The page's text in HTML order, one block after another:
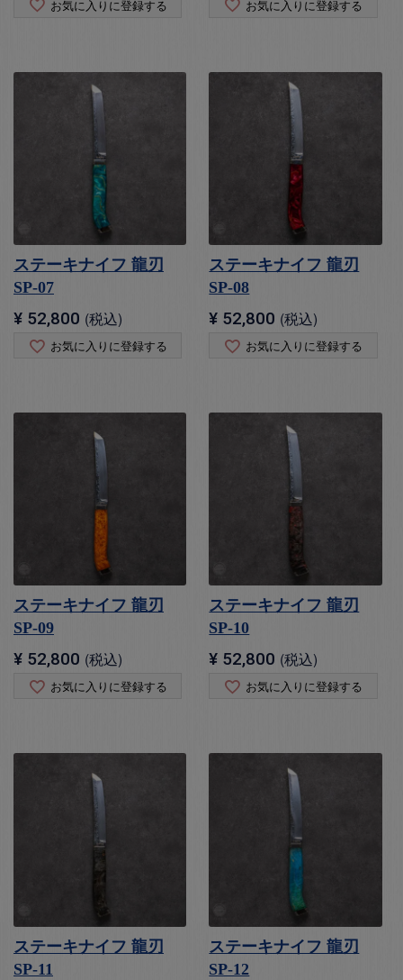
お気に入りに登録する お気に入りに登録する
ステーキナイフ 龍刃
SP-07
¥ 52,800 税込
お気に入りに登録する
ステーキナイフ 龍刃
SP-08
¥ 52,800 税込
お気に入りに登録する
ステーキナイフ 龍刃
SP-09
¥ 52,800 税込
お気に入りに登録する
ステーキナイフ 龍刃
SP-10
¥ 52,800 税込
お気に入りに登録する
ステーキナイフ 龍刃
SP-11
ステーキナイフ 龍刃
SP-12